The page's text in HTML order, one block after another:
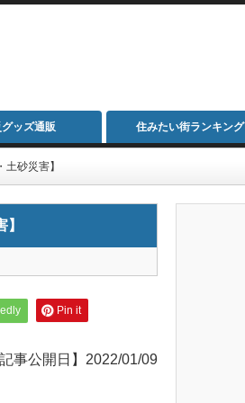
グッズ通販 住みたい街ランキング
砂災害】
Pin it
記事公開日】2022/01/09